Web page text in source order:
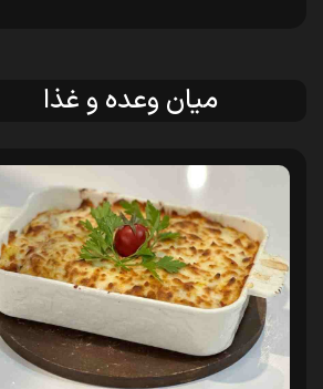
میان وعده و غذا